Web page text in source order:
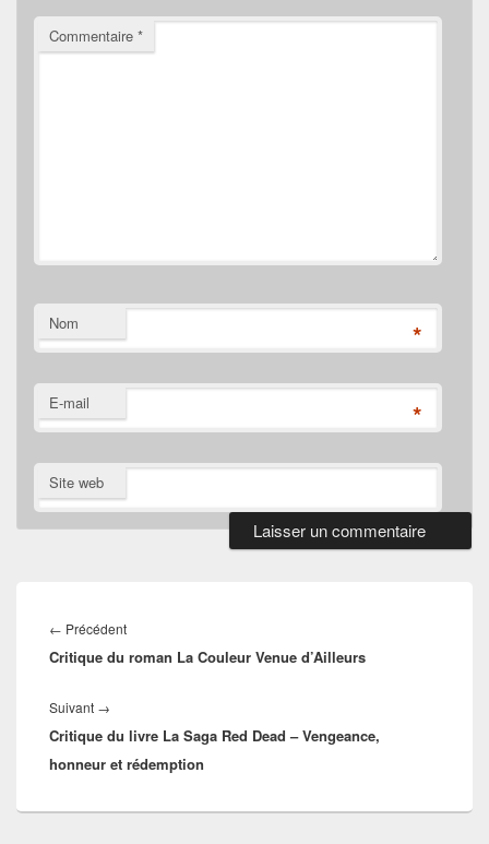
Commentaire *
Nom *
E-mail *
Site web
de
l’article
← PrécédentArticle
précédent :
Critique du roman La Couleur Venue d’Ailleurs
Suivant →
suivant :
Critique du livre La Saga Red Dead – Vengeance,
honneur et rédemption